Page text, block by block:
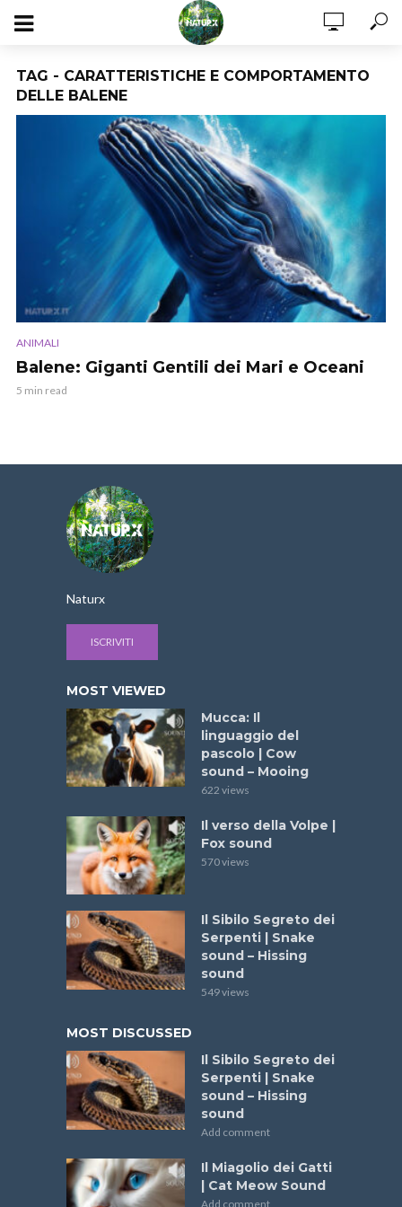
TAG - CARATTERISTICHE E COMPORTAMENTO
DELLE BALENE
ANIMALI
Balene: Giganti Gentili dei Mari e Oceani
5 min read
Naturx
ISCRIVITI
MOST VIEWED
Mucca: Il
linguaggio del
pascolo | Cow
sound – Mooing
622 views
Il verso della Volpe |
Fox sound
570 views
Il Sibilo Segreto dei
Serpenti | Snake
sound – Hissing
sound
549 views
MOST DISCUSSED
Il Sibilo Segreto dei
Serpenti | Snake
sound – Hissing
sound
Add comment
Il Miagolio dei Gatti
| Cat Meow Sound
Add comment